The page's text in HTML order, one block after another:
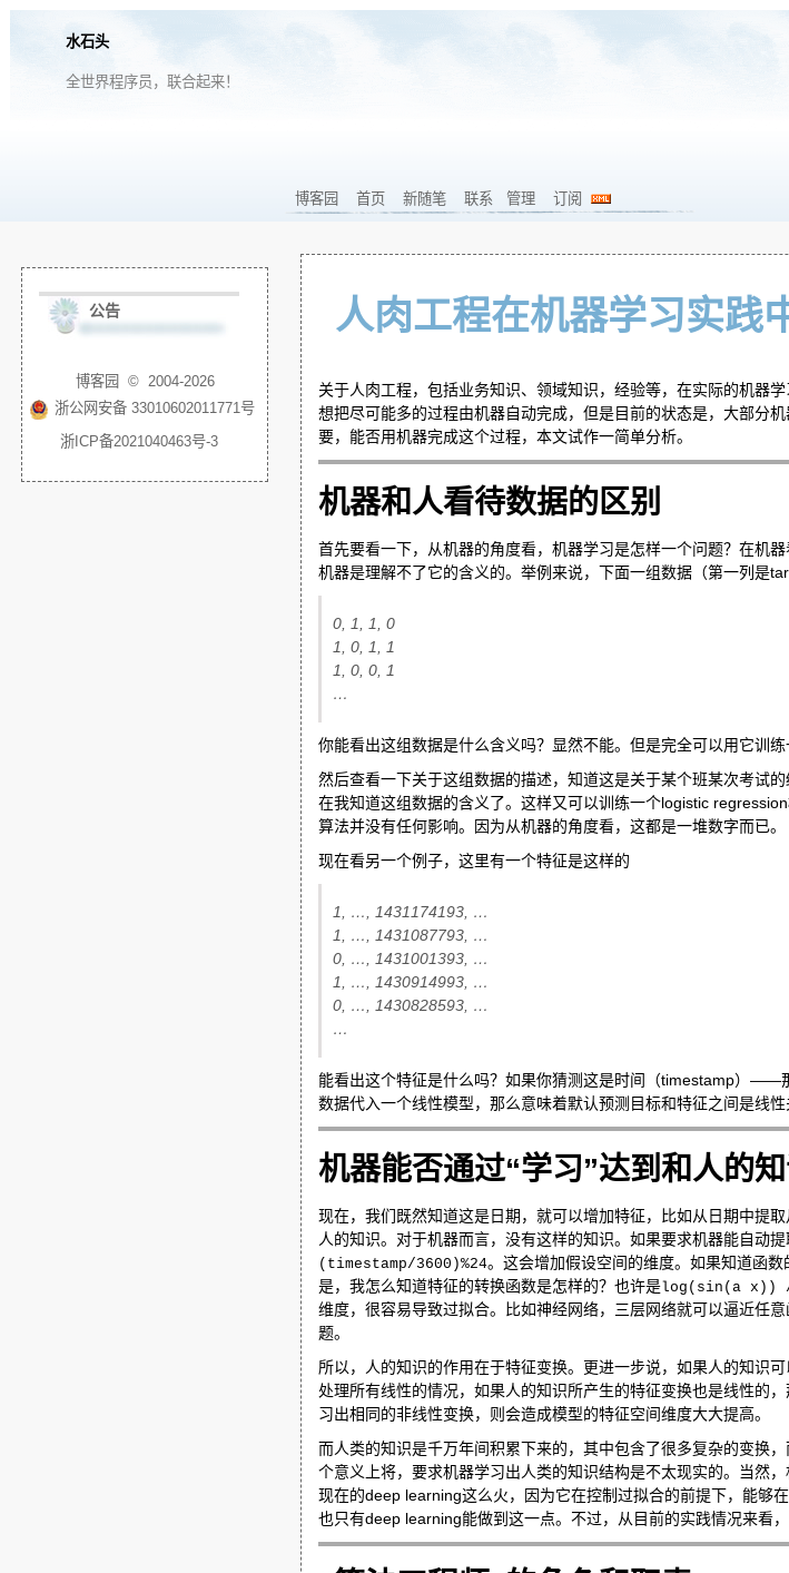
水石头
全世界程序员，联合起来！
博客园 首页 新随笔 联系 管理 订阅
人肉工程在机器学习实践
关于人肉工程，包括业务知识、领域知识，经验等，在实际的机器
想把尽可能多的过程由机器自动完成，但是目前的状态是，大部分
要，能否用机器完成这个过程，本文试作一简单分析。
机器和人看待数据的区别
首先要看一下，从机器的角度看，机器学习是怎样一个问题？在机
机器是理解不了它的含义的。举例来说，下面一组数据（第一列是
0, 1, 1, 0
1, 0, 1, 1
1, 0, 0, 1
…
你能看出这组数据是什么含义吗？显然不能。但是完全可以用它训
然后查看一下关于这组数据的描述，知道这是关于某个班某次考试
在我知道这组数据的含义了。这样又可以训练一个logistic
算法并没有任何影响。因为从机器的角度看，这都是一堆数字而已。
现在看另一个例子，这里有一个特征是这样的
1, …, 1431174193, …
1, …, 1431087793, …
0, …, 1431001393, …
1, …, 1430914993, …
0, …, 1430828593, …
…
能看出这个特征是什么吗？如果你猜测这是时间（timestamp）——
数据代入一个线性模型，那么意味着默认预测目标和特征之间是线
机器能否通过“学习”达到和人的
现在，我们既然知道这是日期，就可以增加特征，比如从日期中提
人的知识。对于机器而言，没有这样的知识。如果要求机器能自动
(timestamp/3600)%24。这会增加假设空间的维度。如果知道函
是，我怎么知道特征的转换函数是怎样的？也许是log(sin(a x))
维度，很容易导致过拟合。比如神经网络，三层网络就可以逼近任
题。
所以，人的知识的作用在于特征变换。更进一步说，如果人的知识
处理所有线性的情况，如果人的知识所产生的特征变换也是线性的
习出相同的非线性变换，则会造成模型的特征空间维度大大提高。
而人类的知识是千万年间积累下来的，其中包含了很多复杂的变换
个意义上将，要求机器学习出人类的知识结构是不太现实的。当然
现在的deep learning这么火，因为它在控制过拟合的前提下，能够
也只有deep learning能做到这一点。不过，从目前的实践情况来看
公告
博客园
© 2004-2026
浙公网安备 33010602011771号
浙ICP备2021040463号-3